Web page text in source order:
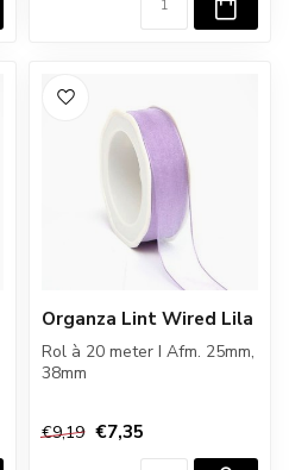
Organza Lint Wired Lila
Rol à 20 meter I Afm. 25mm,
38mm
€9,19 €7,35